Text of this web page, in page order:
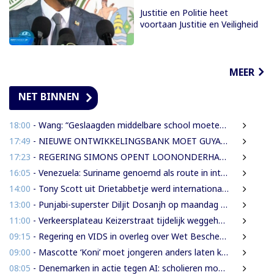
Justitie en Politie heet
voortaan Justitie en Veiligheid
MEER
NET BINNEN
18:00 - Wang: “Geslaagden middelbare school moeten 450 SRD betalen om diploma te ontvangen”
17:49 - NIEUWE ONTWIKKELINGSBANK MOET GUYANESE BEDRIJVEN KLAARSTOMEN OM BUITENLANDSE BEDRIJVEN TE VERVANGEN
17:23 - REGERING SIMONS OPENT LOONONDERHANDELINGEN MET OVERHEIDSVAKBONDEN NA LICHTE FINANCIËLE ADEMRUIMTE
16:05 - Venezuela: Suriname genoemd als route in internationale cocaïnesmokkel naar Europa
14:00 - Tony Scott uit Drietabbetje werd internationaal bekend door zijn hiphouse muziek
13:00 - Punjabi-superster Diljit Dosanjh op maandag 7 september in Ziggo Dome
11:00 - Verkeersplateau Keizerstraat tijdelijk weggehaald vanwege chaos rond Domineestraat
09:15 - Regering en VIDS in overleg over Wet Bescherming Woon- en Leefgebieden
09:00 - Mascotte ‘Koni’ moet jongeren anders laten kijken naar Surinaamse houtsector
08:05 - Denemarken in actie tegen AI: scholieren moeten extra mondelinge examens doen